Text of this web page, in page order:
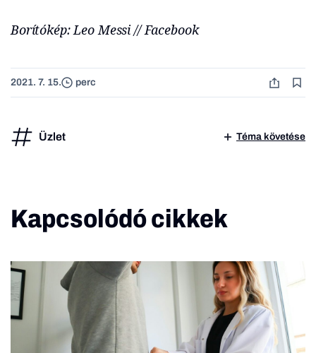
Borítókép: Leo Messi // Facebook
2021. 7. 15. perc
Üzlet Téma követése
Kapcsolódó cikkek